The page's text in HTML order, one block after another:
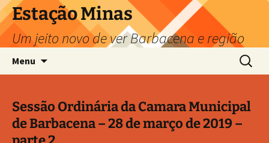
Pular
para
o
conteúdo
Estação Minas
Um jeito novo de ver Barbacena e região
Menu
por:
Sessão Ordinária da Camara Municipal
de Barbacena – 28 de março de 2019 –